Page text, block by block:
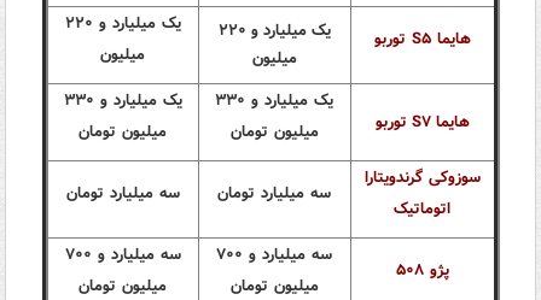
هایما S۵ توربو
یک میلیارد و ۲۲۰
میلیون
یک میلیارد و ۲۲۰
میلیون
هایما S۷ توربو
یک میلیارد و ۳۳۰
میلیون تومان
یک میلیارد و ۳۳۰
میلیون تومان
سوزوکی گرندویتارا
اتوماتیک
سه میلیارد تومان سه میلیارد تومان
پژو ۵۰۸
سه میلیارد و ۷۰۰
میلیون تومان
سه میلیارد و ۷۰۰
میلیون تومان